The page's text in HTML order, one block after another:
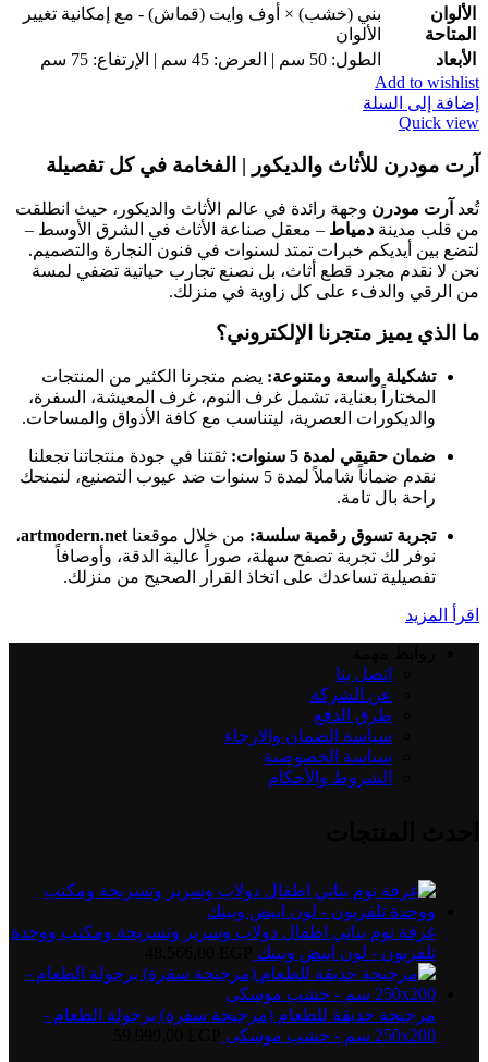
الألوان
المتاحة
بني (خشب) × أوف وايت (قماش) - مع إمكانية تغيير
الألوان
الأبعاد
الطول: 50 سم | العرض: 45 سم | الإرتفاع: 75 سم
Add to wishlist
إضافة إلى السلة
Quick view
آرت مودرن للأثاث والديكور | الفخامة في كل تفصيلة
تُعد آرت مودرن وجهة رائدة في عالم الأثاث والديكور، حيث انطلقت
من قلب مدينة دمياط – معقل صناعة الأثاث في الشرق الأوسط –
لتضع بين أيديكم خبرات تمتد لسنوات في فنون النجارة والتصميم.
نحن لا نقدم مجرد قطع أثاث، بل نصنع تجارب حياتية تضفي لمسة
من الرقي والدفء على كل زاوية في منزلك.
ما الذي يميز متجرنا الإلكتروني؟
تشكيلة واسعة ومتنوعة: يضم متجرنا الكثير من المنتجات
المختاراً بعناية، تشمل غرف النوم، غرف المعيشة، السفرة،
والديكورات العصرية، ليتناسب مع كافة الأذواق والمساحات.
ضمان حقيقي لمدة 5 سنوات:
ثقتنا في جودة منتجاتنا تجعلنا
نقدم ضماناً شاملاً لمدة 5 سنوات ضد عيوب التصنيع، لنمنحك
راحة بال تامة.
تجربة تسوق رقمية سلسة: من خلال موقعنا artmodern.net،
نوفر لك تجربة تصفح سهلة، صوراً عالية الدقة، وأوصافاً
تفصيلية تساعدك على اتخاذ القرار الصحيح من منزلك.
اقرأ المزيد
اتصل بنا
عن الشركة
طرق الدفع
سياسة الضمان والارجاء
سياسة الخصوصية
الشروط والأحكام
غرفة نوم بناتي اطفال دولاب وسرير وتسريحة ومكتب ووحدة
تلفزيون - لون ابيض وبينك
مرجيحة حديقة للطعام (مرجيحة سفرة) برجولة الطعام -
250x200 سم - خشب موسكى